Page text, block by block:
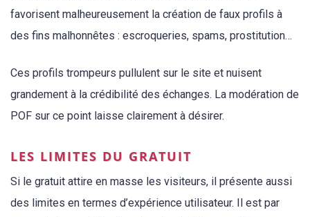
favorisent malheureusement la création de faux profils à
des fins malhonnêtes : escroqueries, spams, prostitution…
Ces profils trompeurs pullulent sur le site et nuisent
grandement à la crédibilité des échanges. La modération de
POF sur ce point laisse clairement à désirer.
LES LIMITES DU GRATUIT
Si le gratuit attire en masse les visiteurs, il présente aussi
des limites en termes d’expérience utilisateur. Il est par